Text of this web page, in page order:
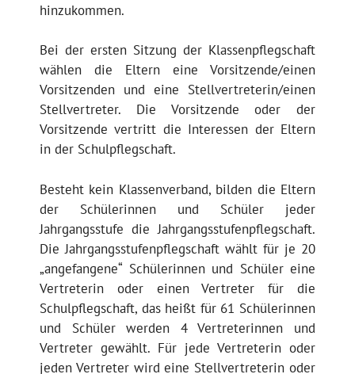
hinzukommen.
Bei der ersten Sitzung der Klassenpflegschaft
wählen die Eltern eine Vorsitzende/einen
Vorsitzenden und eine Stellvertreterin/einen
Stellvertreter. Die Vorsitzende oder der
Vorsitzende vertritt die Interessen der Eltern
in der Schulpflegschaft.
Besteht kein Klassenverband, bilden die Eltern
der Schülerinnen und Schüler jeder
Jahrgangsstufe die Jahrgangsstufenpflegschaft.
Die Jahrgangsstufenpflegschaft wählt für je 20
„angefangene“ Schülerinnen und Schüler eine
Vertreterin oder einen Vertreter für die
Schulpflegschaft, das heißt für 61 Schülerinnen
und Schüler werden 4 Vertreterinnen und
Vertreter gewählt. Für jede Vertreterin oder
jeden Vertreter wird eine Stellvertreterin oder